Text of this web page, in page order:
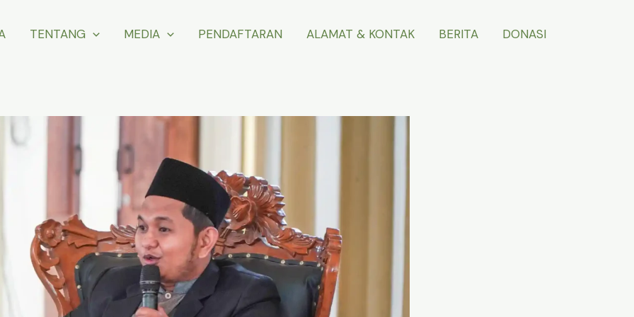
TENTANG MEDIA PENDAFTARAN ALAMAT & KONTAK BERITA DONASI